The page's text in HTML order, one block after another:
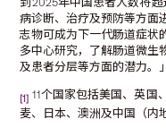
病诊断、治疗及预防等方面
志物可成为下一代肠道症状
多中心研究，了解肠道微生
及患者分层等方面的潜力。」
[1] 11个国家包括美国、英国
麦、日本、澳洲及中国（内